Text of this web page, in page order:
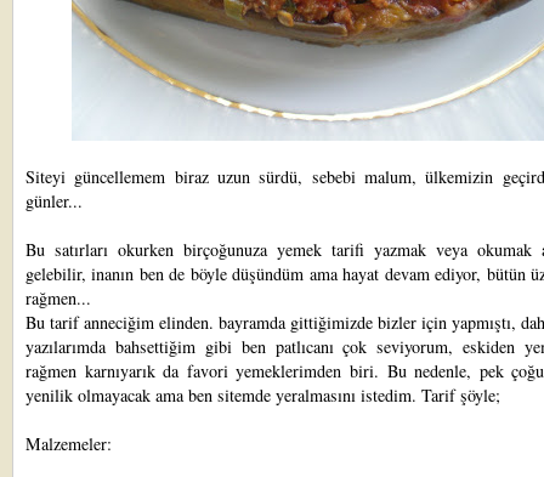
Siteyi güncellemem biraz uzun sürdü, sebebi malum, ülkemizin
günler...
Bu satırları okurken birçoğunuza yemek tarifi yazmak veya okumak
gelebilir, inanın ben de böyle düşündüm ama hayat devam ediyor, bütün
rağmen...
Bu tarif anneciğim elinden. bayramda gittiğimizde bizler için yapmıştı,
yazılarımda bahsettiğim gibi ben patlıcanı çok seviyorum, eskiden
rağmen karnıyarık da favori yemeklerimden biri. Bu nedenle, pek
yenilik olmayacak ama ben sitemde yeralmasını istedim. Tarif şöyle;
Malzemeler: